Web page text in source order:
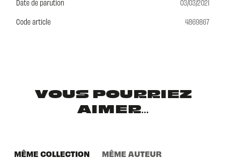
Date de parution
03/03/2021
Code article
4869867
VOUS POURRIEZ
AIMER...
MÊME COLLECTION MÊME AUTEUR